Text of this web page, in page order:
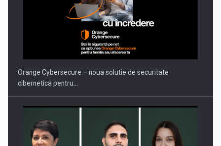
PUTTING ROMANIAN CORPORATE COMPANIES ON THE
INTERNATIONAL BUSINESS SCENE
Orange Cybersecure – noua solutie de securitate
cibernetica pentru…